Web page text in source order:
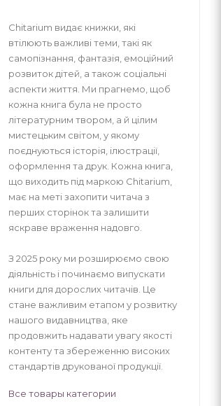
Chitarium видає книжки, які
втілюють важливі теми, такі як
самопізнання, фантазія, емоційний
розвиток дітей, а також соціальні
аспекти життя. Ми прагнемо, щоб
кожна книга була не просто
літературним твором, а й цілим
мистецьким світом, у якому
поєднуються історія, ілюстрації,
оформлення та друк. Кожна книга,
що виходить під маркою Chitarium,
має на меті захопити читача з
перших сторінок та залишити
яскраве враження надовго.
З 2025 року ми розширюємо свою
діяльність і починаємо випускати
книги для дорослих читачів. Це
стане важливим етапом у розвитку
нашого видавництва, яке
продовжить надавати увагу якості
контенту та збереженню високих
стандартів друкованої продукції.
Все товары категории